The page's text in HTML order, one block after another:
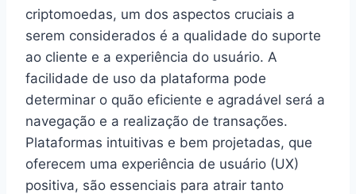
criptomoedas, um dos aspectos cruciais a
serem considerados é a qualidade do suporte
ao cliente e a experiência do usuário. A
facilidade de uso da plataforma pode
determinar o quão eficiente e agradável será a
navegação e a realização de transações.
Plataformas intuitivas e bem projetadas, que
oferecem uma experiência de usuário (UX)
positiva, são essenciais para atrair tanto